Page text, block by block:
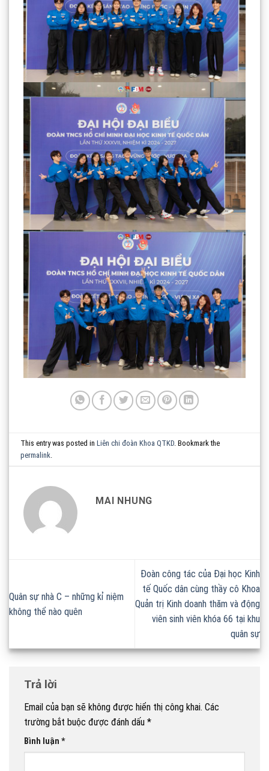
This entry was posted inLiên chi đoàn Khoa QTKD . Bookmark the
permalink
MAI NHUNG
Quân sự nhà C – những kỉ niệm
không thể nào quên
Đoàn công tác của Đại học Kinh
tế Quốc dân cùng thầy cô Khoa
Quản trị Kinh doanh thăm và động
viên sinh viên khóa 66 tại khu
quân sự
Trả lời
Email của bạn sẽ không được hiển thị công khai. Các
trường bắt buộc được đánh dấu *
Bình luận *